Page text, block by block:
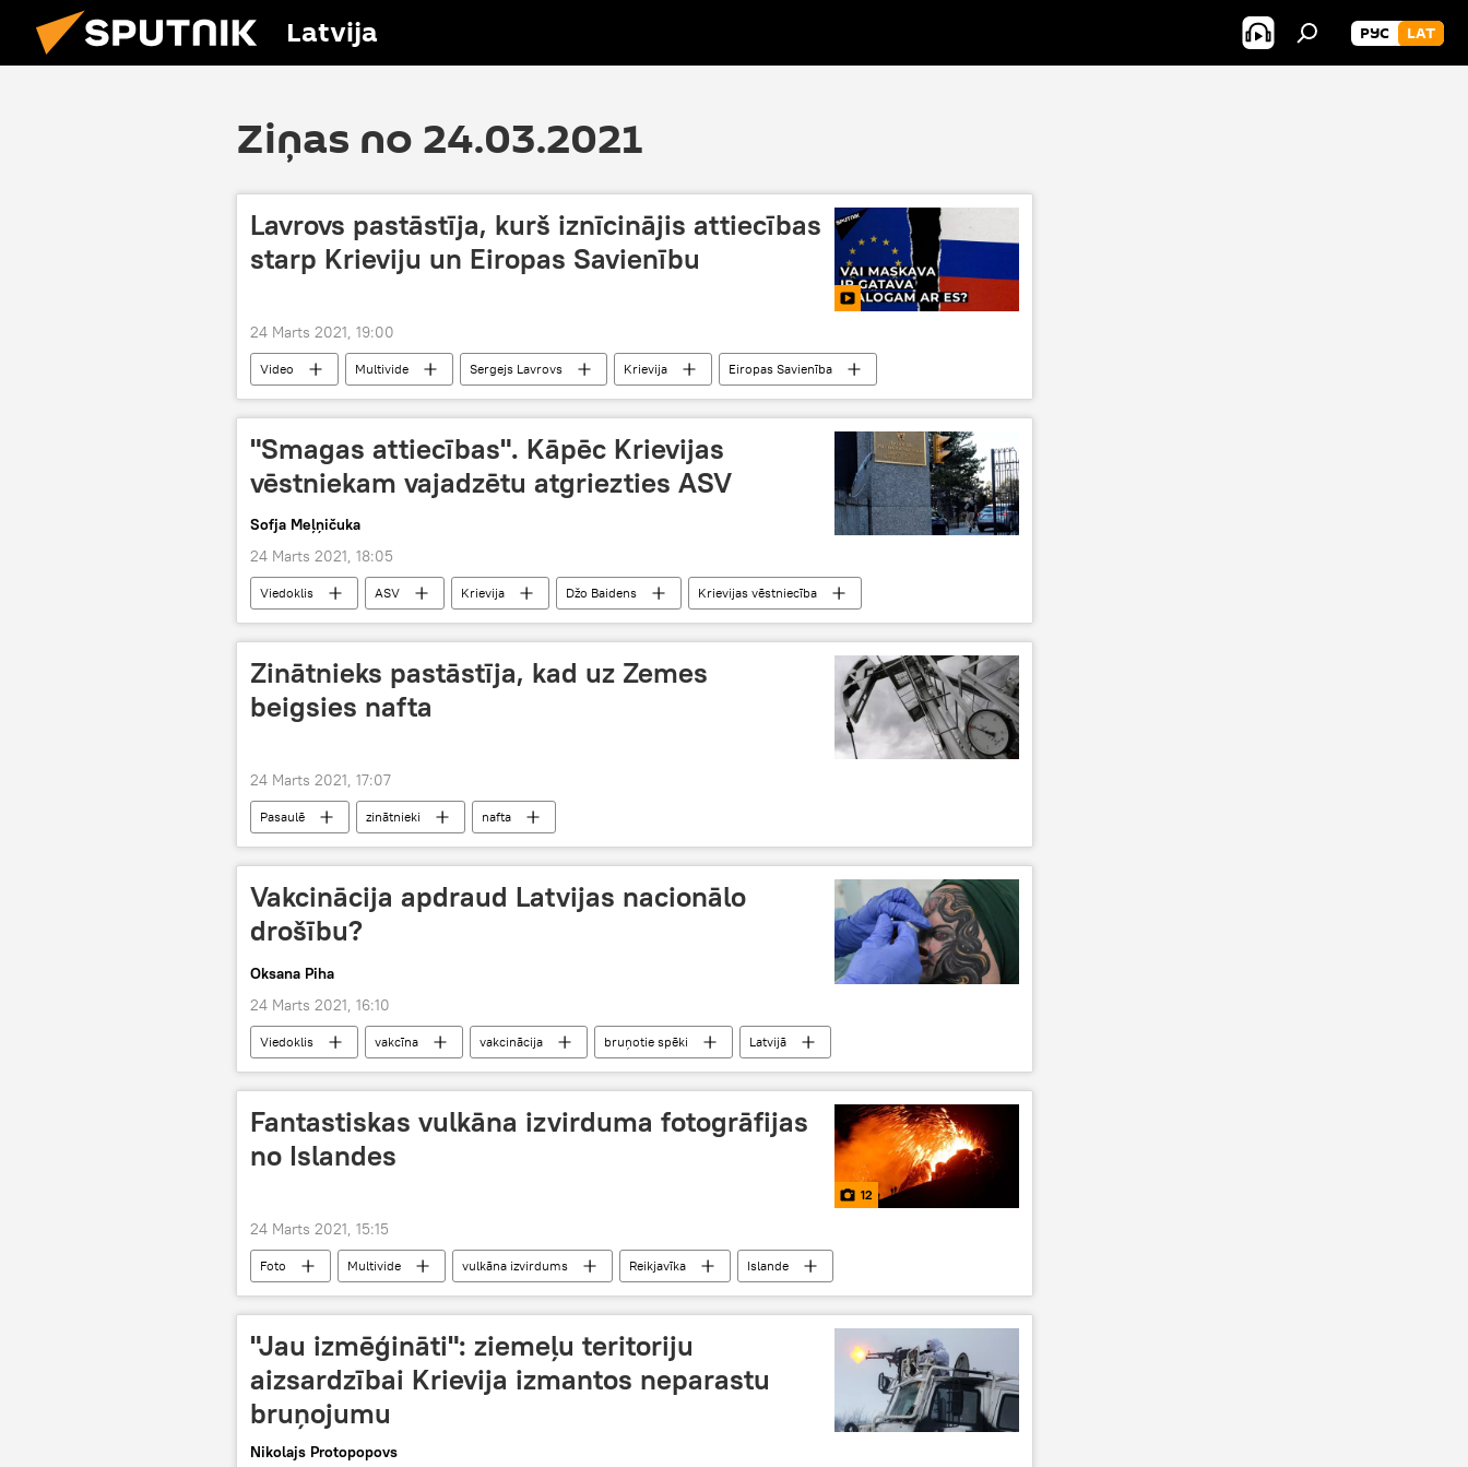
Latvija РУС LAT
Ziņas no 24.03.2021
Lavrovs pastāstīja, kurš iznīcinājis attiecības
starp Krieviju un Eiropas Savienību
24 Marts 2021, 19:00
Video Multivide Sergejs Lavrovs Krievija Eiropas Savienība
"Smagas attiecības". Kāpēc Krievijas
vēstniekam vajadzētu atgriezties ASV
Sofja Meļņičuka
24 Marts 2021, 18:05
Viedoklis ASV Krievija Džo Baidens
Krievijas vēstniecība
vēstnieks
Vladimirs Putins NEW START līgums
Zinātnieks pastāstīja, kad uz Zemes
beigsies nafta
24 Marts 2021, 17:07
Pasaulē zinātnieki nafta
Vakcinācija apdraud Latvijas nacionālo
drošību?
Oksana Piha
24 Marts 2021, 16:10
Viedoklis vakcīna vakcinācija bruņotie spēki Latvijā
Fantastiskas vulkāna izvirduma fotogrāfijas
no Islandes
12
24 Marts 2021, 15:15
Foto Multivide vulkāna izvirdums Reikjavīka Islande
"Jau izmēģināti": ziemeļu teritoriju
aizsardzībai Krievija izmantos neparastu
bruņojumu
Nikolajs Protopopovs